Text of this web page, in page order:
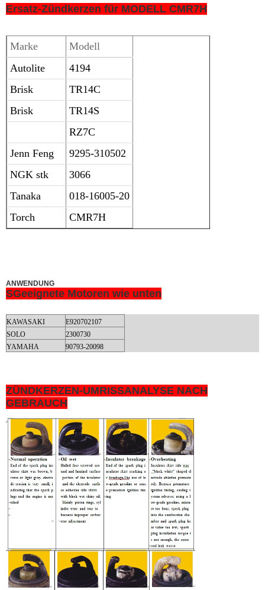
Ersatz-Zündkerzen für MODELL CMR7H
Marke
Modell
Autolite
4194
Brisk
TR14C
Brisk
TR14S
RZ7C
Jenn Feng
9295-310502
NGK stk
3066
Tanaka
018-16005-20
Torch
CMR7H
ANWENDUNG
SGeeignete Motoren wie unten
KAWASAKI
E920702107
SOLO
2300730
YAMAHA
90793-20098
ZÜNDKERZEN-UMRISSANALYSE NACH
GEBRAUCH